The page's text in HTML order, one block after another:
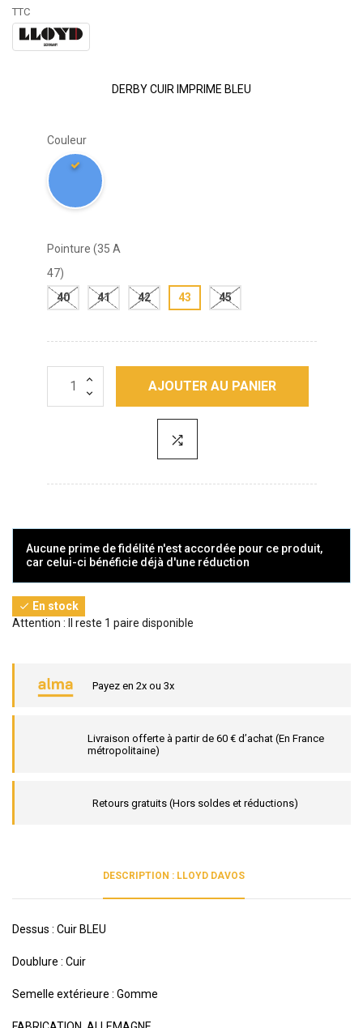
TTC
DERBY CUIR IMPRIME BLEU
Couleur
Pointure (35 A
47)
40
41 42 43 45
AJOUTER AU PANIER
Aucune prime de fidélité n'est accordée pour ce produit,
car celui-ci bénéficie déjà d'une réduction
 En stock
Attention : Il reste 1 paire disponible
Payez en 2x ou 3x
Livraison offerte à partir de 60 € d’achat (En France
métropolitaine)
Retours gratuits (Hors soldes et réductions)
DESCRIPTION : LLOYD DAVOS
Dessus : Cuir BLEU
Doublure : Cuir
Semelle extérieure : Gomme